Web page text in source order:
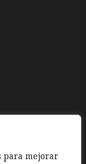
para mejorar